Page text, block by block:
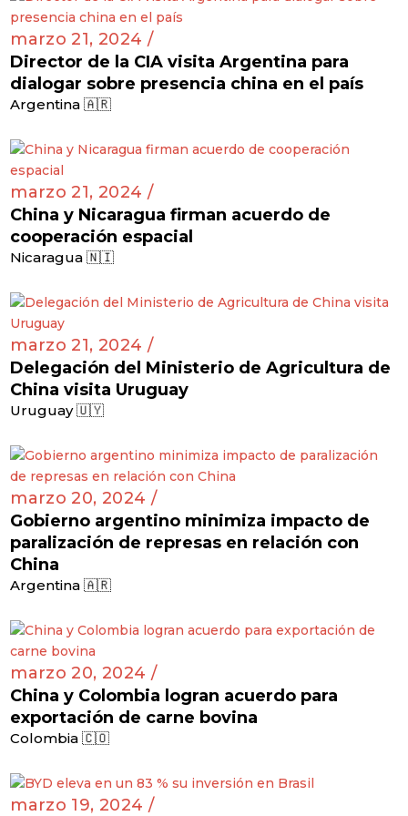
marzo 21, 2024 /
Director de la CIA visita Argentina para
dialogar sobre presencia china en el país
Argentina 🇦🇷
marzo 21, 2024 /
China y Nicaragua firman acuerdo de
cooperación espacial
Nicaragua 🇳🇮
marzo 21, 2024 /
Delegación del Ministerio de Agricultura de
China visita Uruguay
Uruguay 🇺🇾
marzo 20, 2024 /
Gobierno argentino minimiza impacto de
paralización de represas en relación con
China
Argentina 🇦🇷
marzo 20, 2024 /
China y Colombia logran acuerdo para
exportación de carne bovina
Colombia 🇨🇴
marzo 19, 2024 /